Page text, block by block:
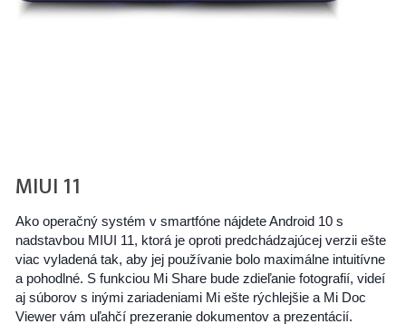
MIUI 11
Ako operačný systém v smartfóne nájdete Android 10 s
nadstavbou MIUI 11, ktorá je oproti predchádzajúcej verzii ešte
viac vyladená tak, aby jej používanie bolo maximálne intuitívne
a pohodlné. S funkciou Mi Share bude zdieľanie fotografií, videí
aj súborov s inými zariadeniami Mi ešte rýchlejšie a Mi Doc
Viewer vám uľahčí prezeranie dokumentov a prezentácií.